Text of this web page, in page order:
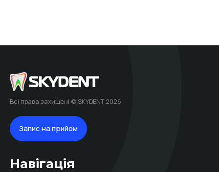
Всі права захищені © SKYDENT 2026
Запис на прийом
Навігація